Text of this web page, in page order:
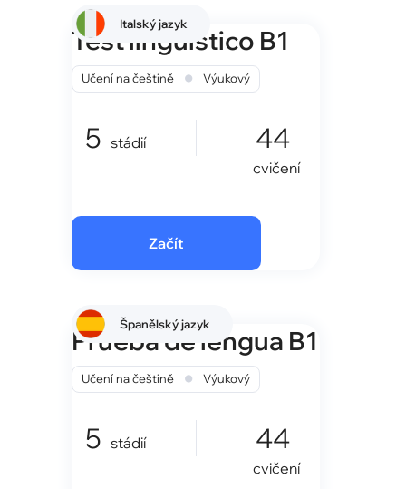
Italský jazyk
Test linguistico B1
Učení na češtině • Výukový
5 stádií 44
cvičení
Začít
Španělský jazyk
Prueba de lengua B1
Učení na češtině • Výukový
5 stádií 44
cvičení